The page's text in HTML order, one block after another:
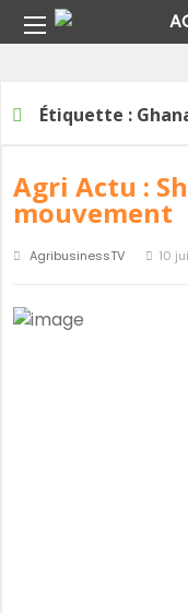
Étiquette :
Agri Actu :
mouvement
AgribusinessTV 10